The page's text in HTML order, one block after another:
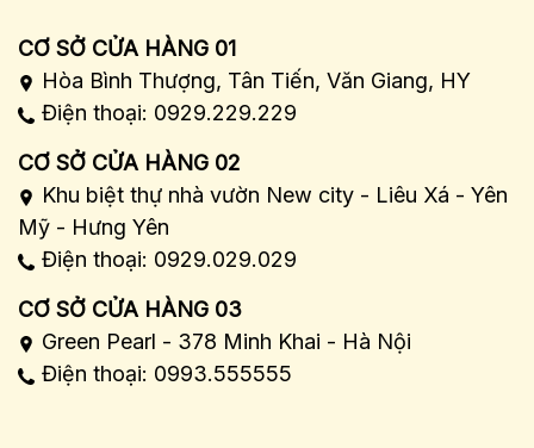
CƠ SỞ CỬA HÀNG 01
Hòa Bình Thượng, Tân Tiến, Văn Giang, HY
Điện thoại: 0929.229.229
CƠ SỞ CỬA HÀNG 02
Khu biệt thự nhà vườn New city - Liêu Xá - Yên
Mỹ - Hưng Yên
Điện thoại: 0929.029.029
CƠ SỞ CỬA HÀNG 03
Green Pearl - 378 Minh Khai - Hà Nội
Điện thoại: 0993.555555